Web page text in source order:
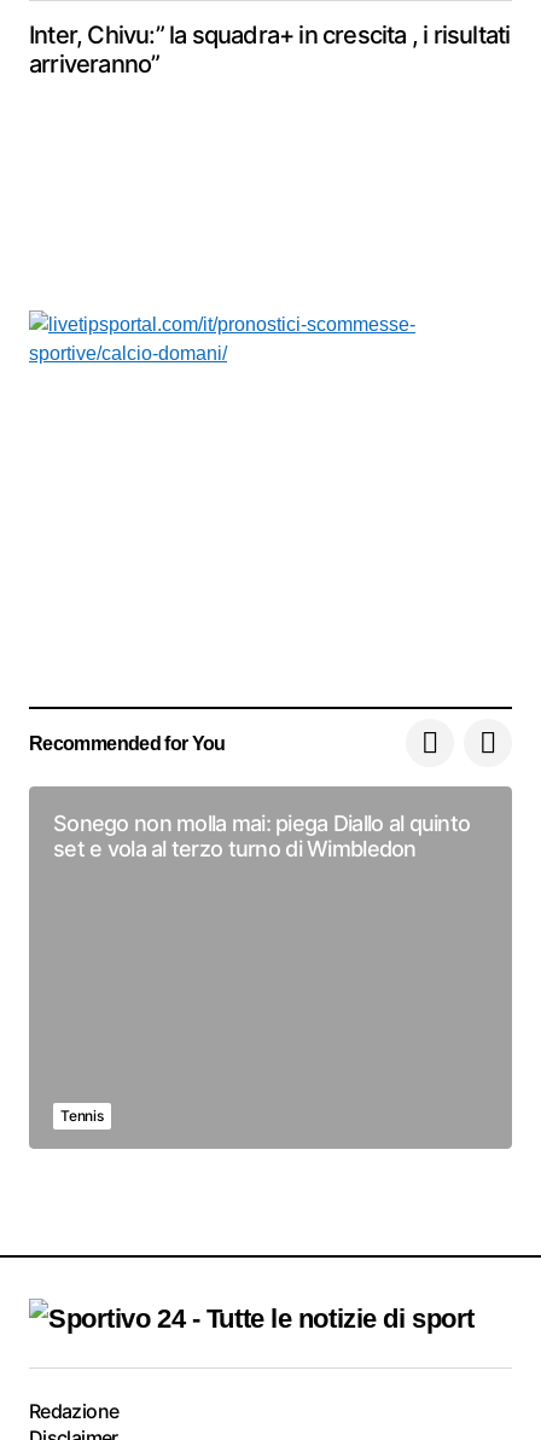
Inter, Chivu:” la squadra+ in crescita , i risultati
arriveranno”
Recommended for You
Sonego non molla mai: piega Diallo al quinto
set e vola al terzo turno di Wimbledon
Tennis
Redazione